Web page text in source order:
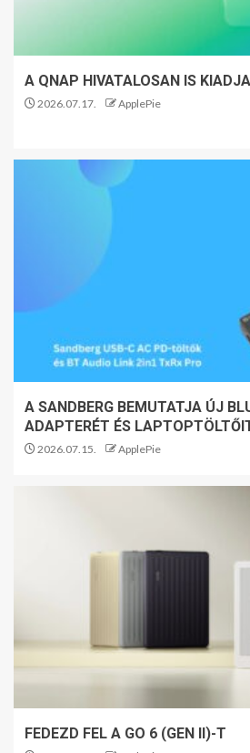
A QNAP HIVATALOSAN IS
2026.07.17. ApplePie
A SANDBERG BEMUTATJA ÚJ
ADAPTERÉT ÉS
2026.07.15. ApplePie
FEDEZD FEL A GO 6 (GEN II)-T